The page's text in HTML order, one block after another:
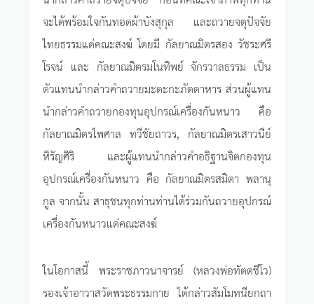
จะได้พร้อมใจกันทอดผ้าบังสุกุล และถวายจตุปัจจัย
ไทยธรรมแด่คณะสงฆ์ โดยมี กัลยาณมิตรสอง วัชระศรี
โรจน์ และ กัลยาณมิตรมโนทิพย์ จักรวาลธรรม เป็น
ตัวแทนนำกล่าวคำถวายมะตะกะภัตตาหาร ส่วนผู้แทน
นำกล่าวคำถวายกองทุนอุปกรณ์เครื่องกันหนาว คือ
กัลยาณมิตรไพศาล ทวีชัยถาวร, กัลยาณมิตรเสาวนีย์
หิรัญศิริ และผู้แทนนำกล่าวคำอธิฐานจิตกองทุน
อุปกรณ์เครื่องกันหนาว คือ กัลยาณมิตรสมิตา พลานุ
กูล จากนั้น สาธุชนทุกท่านท่านได้ร่วมกันถวายอุปกรณ์
เครื่องกันหนาวแด่คณะสงฆ์
ในโอกาสนี้ พระราชภาวนาจารย์ (หลวงพ่อทัตตชีโว)
รองเจ้าอาวาสวัดพระธรรมกาย ได้กล่าวสัมโมทนียกถา